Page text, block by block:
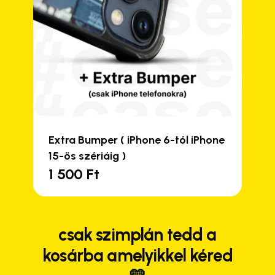
Extra Bumper ( iPhone 6-tól iPhone
15-ös szériáig )
1 500 Ft
csak szimplán tedd a
kosárba amelyikkel kéred
Close
Close